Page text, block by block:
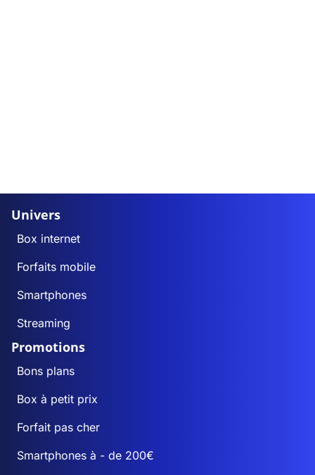
Univers
Box internet
Forfaits mobile
Smartphones
Streaming
Promotions
Bons plans
Box à petit prix
Forfait pas cher
Smartphones à - de 200€